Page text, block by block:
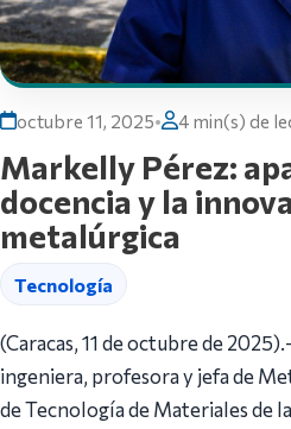
octubre 11, 2025• 4 min(s) de
Markelly Pérez:
docencia y la
metalúrgica
Tecnología
(Caracas, 11 de octubre de
ingeniera, profesora y jefa de
de Tecnología de Materiales de